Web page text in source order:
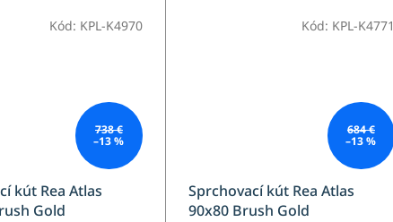
738 €
–13 %
kút Rea Atlas
Gold
Kód: KPL-K4970
684 €
–13 %
Sprchovací kút Rea Atlas
90x80 Brush Gold
Kód: KPL-K4771